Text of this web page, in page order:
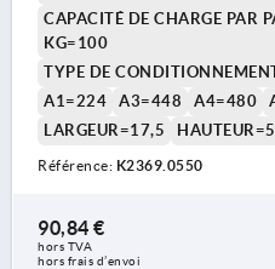
CAPACITÉ DE CHARGE PAR
KG=100
TYPE DE
A1=224
A3=448 A4=480
LARGEUR=17,5
Référence: K2369.0550
90,84 €
hors TVA
hors frais d’envoi